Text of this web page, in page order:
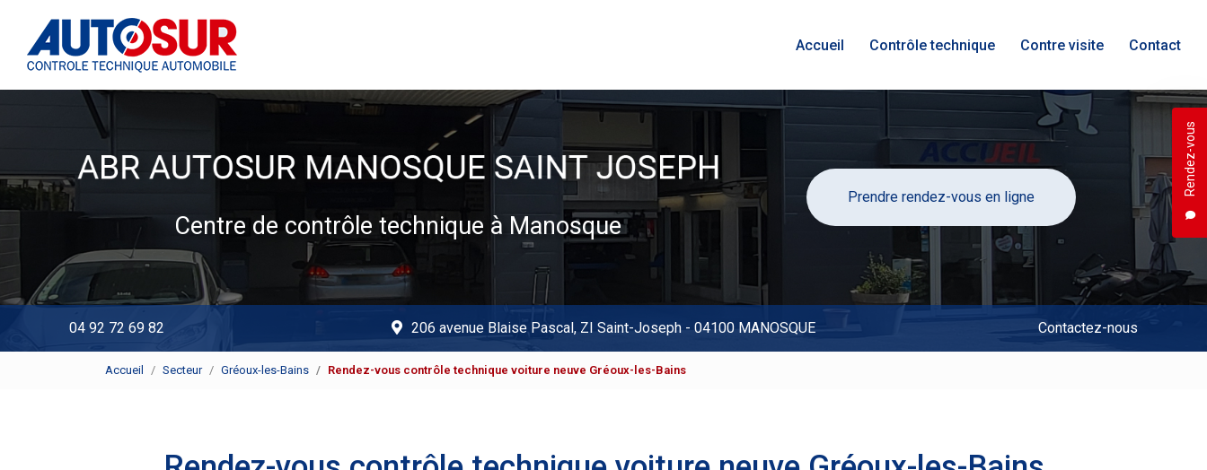
contenu
principal
Rendez-vous
Accueil Contrôle technique Contre visite Contact
Centre de contrôle technique à Manosque
Prendre rendez-vous en ligne
04 92 72 69 82 206 avenue Blaise Pascal, ZI Saint-Joseph- 04100 MANOSQUE Contactez-nous
Accueil Secteur Gréoux-les-Bains Rendez-vous contrôle technique voiture neuve Gréoux-les-Bains